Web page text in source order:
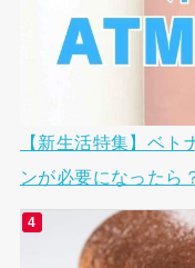
【新生活特集】ベ
ンが必要になったら